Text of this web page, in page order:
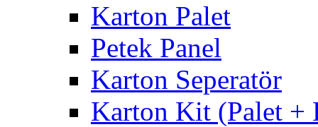
Karton Palet
Petek Panel
Karton Seperatör
Karton Kit (Palet +